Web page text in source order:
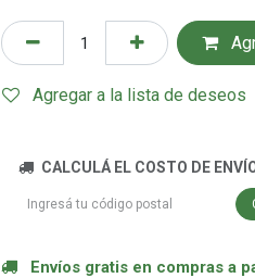
Agregar a la lista de deseos
CALCULÁ EL COSTO DE
Envíos gratis en compras a